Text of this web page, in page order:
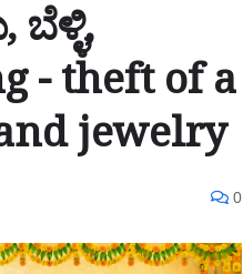
- theft of a
jewelry
0